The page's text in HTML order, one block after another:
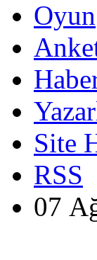
Oyun
Site
RSS
07